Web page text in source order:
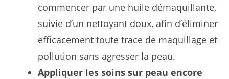
commencer par une huile démaquillante,
suivie d’un nettoyant doux, afin d’éliminer
efficacement toute trace de maquillage et
pollution sans agresser la peau.
Appliquer les soins sur peau encore